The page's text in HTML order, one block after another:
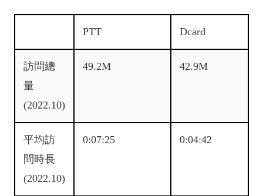
PTT Dcard
訪問總
量
(2022.10)
49.2M 42.9M
平均訪
問時長
(2022.10)
0:07:25 0:04:42